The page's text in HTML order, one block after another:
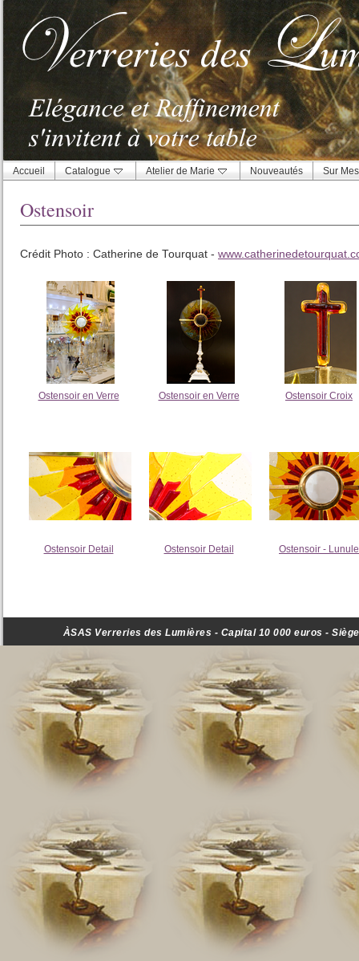
Accueil Catalogue Atelier de Marie Nouveautés Sur
Ostensoir
Crédit Photo : Catherine de Tourquat -
Ostensoir en Verre Ostensoir en Verre Ostensoir Croix
Ostensoir Detail Ostensoir Detail Ostensoir - Lunule
ÀSAS Verreries des Lumières - Capital 10 000 euros -